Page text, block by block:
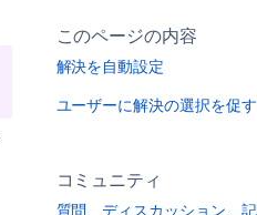
このページの内容
解決を自動設定
ユーザーに解決の選択を促す
コミュニティ
質問、ディスカッション、